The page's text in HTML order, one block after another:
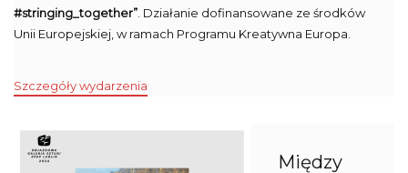
#stringing_together” . Działanie dofinansowane ze środków
Unii Europejskiej, w ramach Programu Kreatywna Europa.
Szczegóły wydarzenia
Między